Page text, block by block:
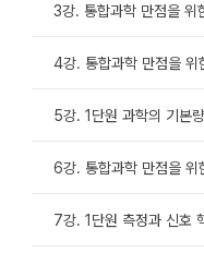
3강. 통합과학 만점을
4강. 통합과학 만점을
5강. 1단원 과학의 기본
6강. 통합과학 만점을 위
7강. 1단원 측정과 신호